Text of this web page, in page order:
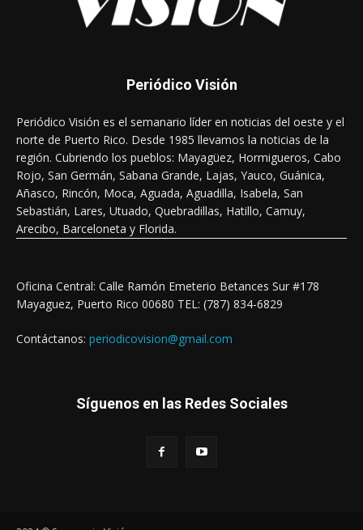
Periódico Visión
Periódico Visión es el semanario líder en noticias del oeste y el
norte de Puerto Rico. Desde 1985 llevamos la noticias de la
región. Cubriendo los pueblos: Mayagüez, Hormigueros, Cabo
Rojo, San Germán, Sabana Grande, Lajas, Yauco, Guánica,
Añasco, Rincón, Moca, Aguada, Aguadilla, Isabela, San
Sebastián, Lares, Utuado, Quebradillas, Hatillo, Camuy,
Arecibo, Barceloneta y Florida.
Oficina Central: Calle Ramón Emeterio Betances Sur #178
Mayaguez, Puerto Rico 00680 TEL: (787) 834-6829
Contáctanos: periodicovision@gmail.com
Síguenos en las Redes Sociales